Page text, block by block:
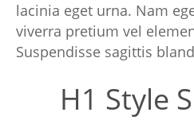
lacinia eget urna. Nam
viverra pretium vel
Suspendisse sagittis
H1 Style